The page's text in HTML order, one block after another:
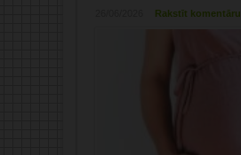
Rakstīt komentāru